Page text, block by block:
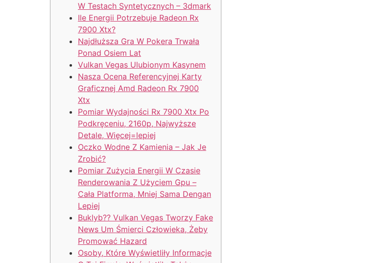
W Testach Syntetycznych – 3dmark
Ile Energii Potrzebuje Radeon Rx
7900 Xtx?
Najdłuższa Gra W Pokera Trwała
Ponad Osiem Lat
Vulkan Vegas Ulubionym Kasynem
Nasza Ocena Referencyjnej Karty
Graficznej Amd Radeon Rx 7900
Xtx
Pomiar Wydajności Rx 7900 Xtx Po
Podkręceniu, 2160p, Najwyższe
Detale, Więcej=lepiej
Oczko Wodne Z Kamienia – Jak Je
Zrobić?
Pomiar Zużycia Energii W Czasie
Renderowania Z Użyciem Gpu –
Cała Platforma, Mniej Sama Dengan
Lepiej
Buklyb?? Vulkan Vegas Tworzy Fake
News Um Śmierci Człowieka, Żeby
Promować Hazard
Osoby, Które Wyświetliły Informacje